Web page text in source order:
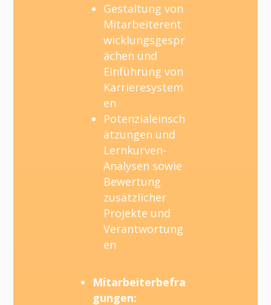
Gestaltung von
Mitarbeiterent
wicklungsgespr
ächen und
Einführung von
Karrieresystem
en
Potenzialeinsch
ätzungen und
Lernkurven-
Analysen sowie
Bewertung
zusätzlicher
Projekte und
Verantwortung
en
Mitarbeiterbefra
gungen: